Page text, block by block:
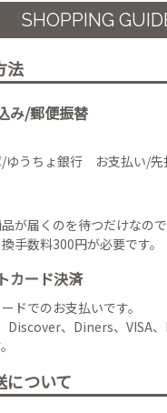
SHOPPING
法
み/郵便振替
/ゆうちょ銀行 お支払い/先
が届くのを待つだけなので
手数料300円が必要です。
カード決済
ドでのお支払いです。
Discover、Diners、VISA
について